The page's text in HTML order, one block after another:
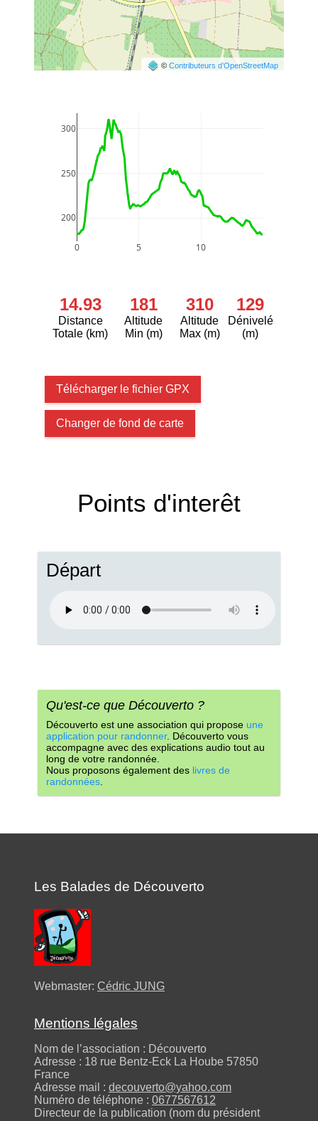
©Contributeurs d’OpenStreetMap
0 5 10
200
250
300
14.93
Distance
Totale (km)
181
Altitude
Min (m)
310
Altitude
Max (m)
129
Dénivelé
(m)
Télécharger le fichier GPX
Changer de fond de carte
Points d'interêt
Départ
Qu'est-ce que Découverto ?
Découverto est une association qui propose une
application pour randonner. Découverto vous
accompagne avec des explications audio tout au
long de votre randonnée.
Nous proposons également des livres de
randonnées
Les Balades de Découverto
Webmaster: Cédric JUNG
Mentions légales
Nom de l’association : Découverto
Adresse : 18 rue Bentz-Eck La Hoube 57850
France
Adresse mail : decouverto@yahoo.com
Numéro de téléphone : 0677567612
Directeur de la publication (nom du président